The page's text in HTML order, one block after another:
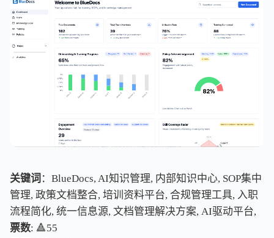
关键词 ：BlueDocs, AI知识管理, 内部知识中心, SOP集中
管理, 政策文档整合, 培训资料平台, 合规管理工具, 入职
流程简化, 统一信息源, 文档管理解决方案, AI驱动平台,
票数: 🔺55